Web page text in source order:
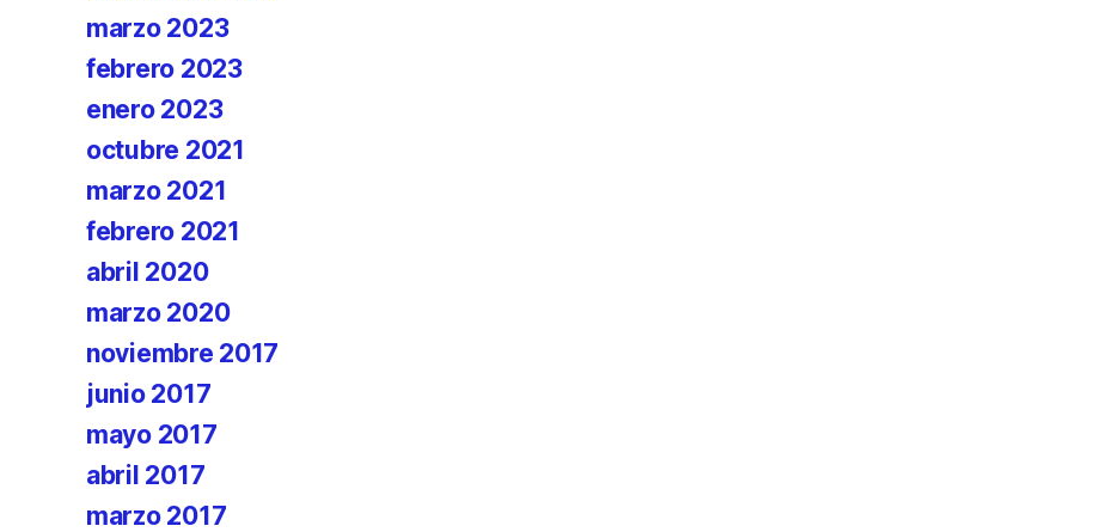
marzo 2023
febrero 2023
enero 2023
octubre 2021
marzo 2021
febrero 2021
abril 2020
marzo 2020
noviembre 2017
junio 2017
mayo 2017
abril 2017
marzo 2017